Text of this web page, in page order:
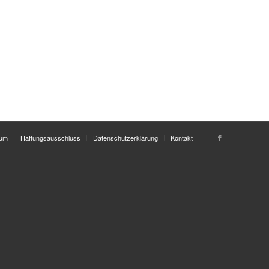
Haftungsausschluss Datenschutzerklärung Kontakt